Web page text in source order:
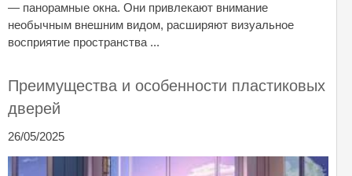
— панорамные окна. Они привлекают внимание
необычным внешним видом, расширяют визуальное
восприятие пространства ...
Преимущества и особенности пластиковых
дверей
26/05/2025